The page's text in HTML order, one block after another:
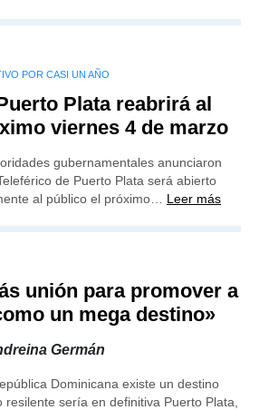
POR CASI UN AÑO
Plata reabrirá al
viernes 4 de marzo
gubernamentales anunciaron
de Puerto Plata será abierto
al público el próximo… Leer más
unión para promover a
un mega destino»
Germán
Dominicana existe un destino
resilente sería en definitiva Puerto Plata,